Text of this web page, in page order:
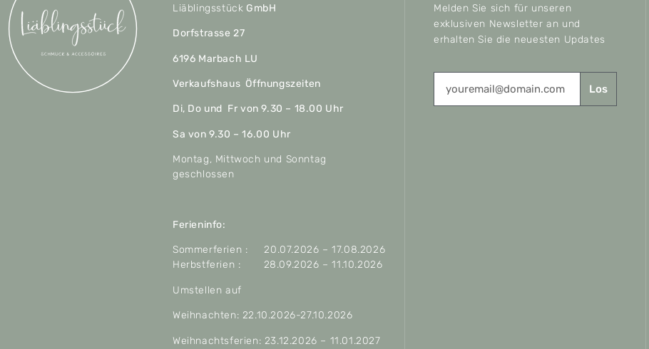
Liäblingsstück GmbH
Dorfstrasse 27
6196 Marbach LU
Verkaufshaus Öffnungszeiten
Di, Do und Fr von 9.30 – 18.00 Uhr
Sa von 9.30 – 16.00 Uhr
Montag, Mittwoch und Sonntag
geschlossen
Ferieninfo:
Sommerferien : 20.07.2026 – 17.08.2026
Herbstferien : 28.09.2026 – 11.10.2026
Umstellen auf
Weihnachten: 22.10.2026-27.10.2026
Weihnachtsferien: 23.12.2026 – 11.01.2027
Melden Sie sich für unseren
exklusiven Newsletter an und
erhalten Sie die neuesten Updates
Los